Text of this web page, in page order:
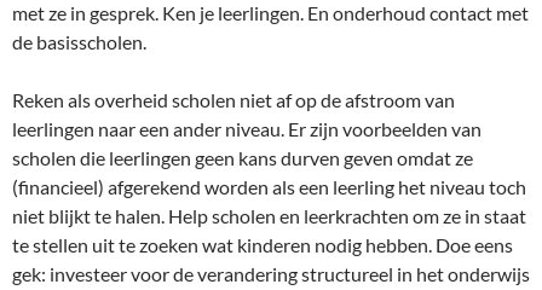
met ze in gesprek. Ken je leerlingen. En onderhoud contact met
de basisscholen.
Reken als overheid scholen niet af op de afstroom van
leerlingen naar een ander niveau. Er zijn voorbeelden van
scholen die leerlingen geen kans durven geven omdat ze
(financieel) afgerekend worden als een leerling het niveau toch
niet blijkt te halen. Help scholen en leerkrachten om ze in staat
te stellen uit te zoeken wat kinderen nodig hebben. Doe eens
gek: investeer voor de verandering structureel in het onderwijs